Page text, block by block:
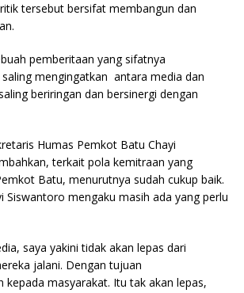
tersebut bersifat membangun dan
pemberitaan yang sifatnya
mengingatkan antara media dan
beriringan dan bersinergi dengan
Humas Pemkot Batu Chayi
terkait pola kemitraan yang
Batu, menurutnya sudah cukup baik.
Siswantoro mengaku masih ada yang perlu
saya yakini tidak akan lepas dari
jalani. Dengan tujuan
kepada masyarakat. Itu tak akan lepas,